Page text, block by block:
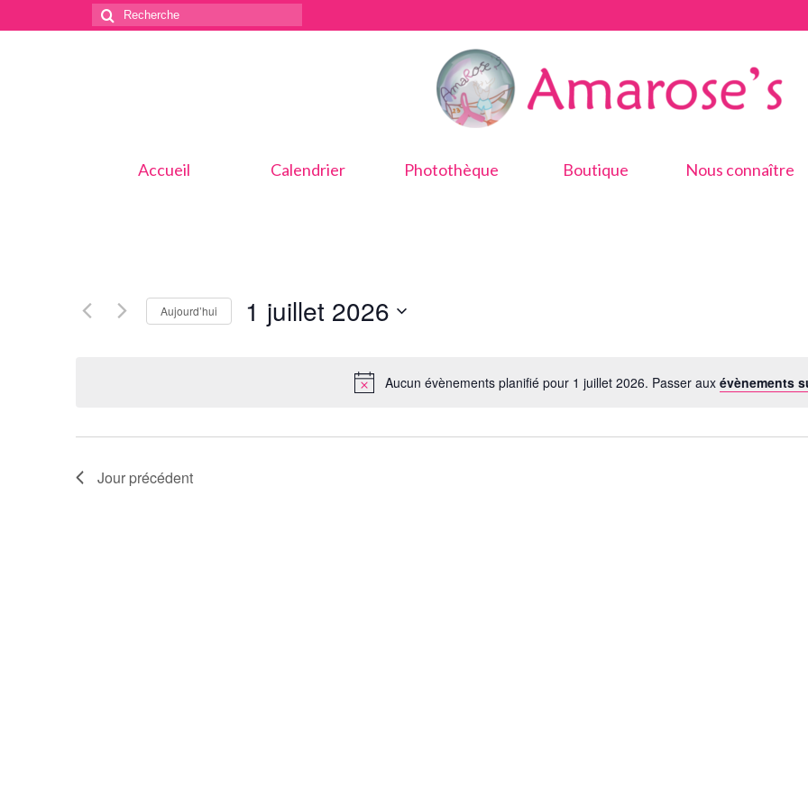
Rechercher
Accueil Calendrier Photothèque Boutique Nous connaître
Aucun évènements planifié pour 1 juillet 2026. Passer aux évènements
Aujourd’hui 1 juillet 2026
Jour précédent